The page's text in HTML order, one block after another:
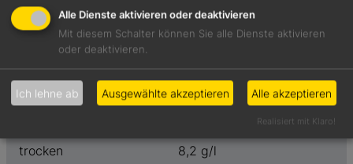
Foodpairing-Empfehlung
Baba Ganoush mit Granatapfel
Weinart
Weißwein
Preis
7,29 €
trocken
8,2 g/l
Alle Dienste aktivieren oder deaktivieren
Mit diesem Schalter können Sie alle Dienste aktivieren
oder deaktivieren.
Ich lehne ab Ausgewählte akzeptieren Alle akzeptieren
Realisiert mit Klaro!